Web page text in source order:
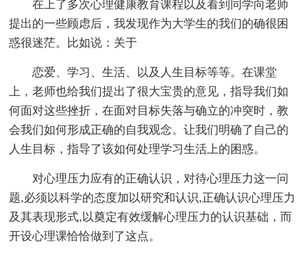
在上了多次心理健康教育课程以及看到同学向老师
提出的一些顾虑后，我发现作为大学生的我们的确很困
惑很迷茫。比如说：关于
恋爱、学习、生活、以及人生目标等等。在课堂
上，老师也给我们提出了很大宝贵的意见，指导我们如
何面对这些挫折，在面对目标失落与确立的冲突时，教
会我们如何形成正确的自我观念。让我们明确了自己的
人生目标，指导了该如何处理学习生活上的困惑。
对心理压力应有的正确认识，对待心理压力这一问
题,必须以科学的态度加以研究和认识,正确认识心理压力
及其表现形式,以奠定有效缓解心理压力的认识基础，而
开设心理课恰恰做到了这点。